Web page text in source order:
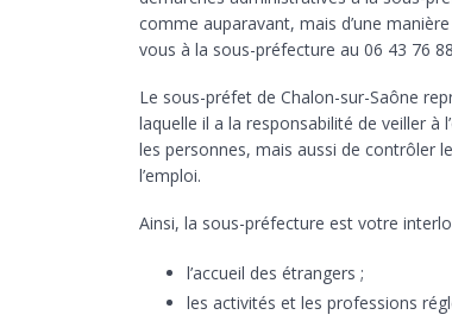
comme auparavant, mais d’une
vous à la sous-préfecture au 06 43 76
Le sous-préfet de Chalon-sur-Saône
laquelle il a la responsabilité de veiller à
les personnes, mais aussi de contrôler
l’emploi.
Ainsi, la sous-préfecture est votre
l’accueil des étrangers ;
les activités et les professions